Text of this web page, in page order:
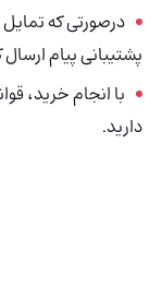
درصورتی که
پشتیبانی پیام
با انجام خرید،
دارید.